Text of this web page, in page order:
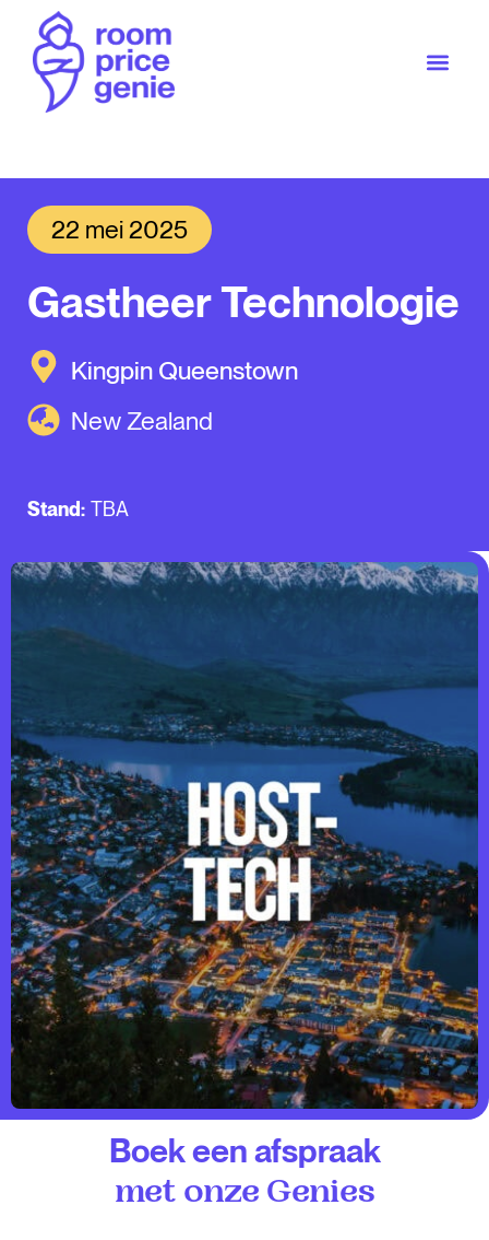
22 mei 2025
Gastheer Technologie
Kingpin Queenstown
New Zealand
Stand: TBA
Boek een afspraak
met onze Genies